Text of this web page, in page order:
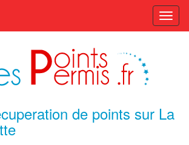
de points sur La